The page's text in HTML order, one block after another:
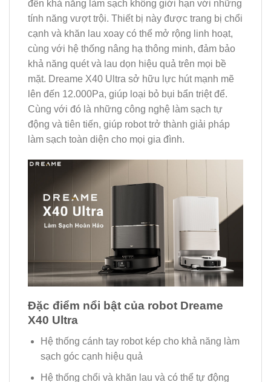
đến khả năng làm sạch không giới hạn với những
tính năng vượt trội. Thiết bị này được trang bị chổi
cạnh và khăn lau xoay có thể mở rộng linh hoạt,
cùng với hệ thống nâng hạ thông minh, đảm bảo
khả năng quét và lau dọn hiệu quả trên mọi bề
mặt. Dreame X40 Ultra sở hữu lực hút mạnh mẽ
lên đến 12.000Pa, giúp loại bỏ bụi bẩn triệt để.
Cùng với đó là những công nghệ làm sạch tự
động và tiên tiến, giúp robot trở thành giải pháp
làm sạch toàn diện cho mọi gia đình.
Đặc điểm nổi bật của robot Dreame
X40 Ultra
Hệ thống cánh tay robot kép cho khả năng làm
sạch góc cạnh hiệu quả
Hệ thống chổi và khăn lau và có thể tự động